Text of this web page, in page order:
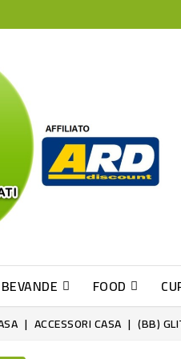
BEVANDE FOOD
ACCESSORI CASA (BB)